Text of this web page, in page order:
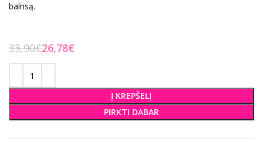
balnsą.
33,90€26,78€
Į KREPŠELĮ
PIRKTI DABAR